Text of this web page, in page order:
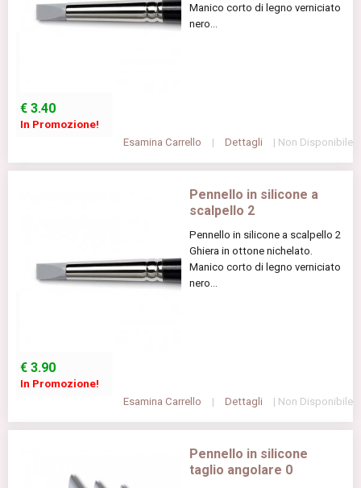
Manico corto di legno verniciato
nero...
€ 3.40
In Promozione!
Esamina Carrello
| Dettagli | Non Disponibile
Pennello in silicone a
scalpello 2
Pennello in silicone a scalpello 2
Ghiera in ottone nichelato.
Manico corto di legno verniciato
nero...
€ 3.90
In Promozione!
Esamina Carrello
| Dettagli | Non Disponibile
Pennello in silicone
taglio angolare 0